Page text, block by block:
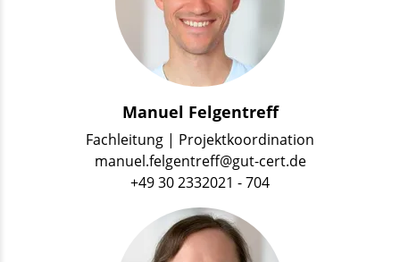
Manuel Felgentreff
Fachleitung | Projektkoordination
manuel.felgentreff@gut-cert.de
+49 30 2332021 - 704